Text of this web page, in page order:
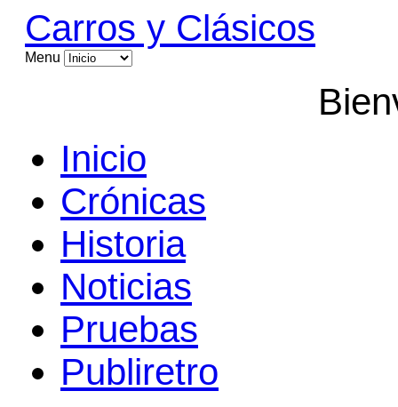
Carros y Clásicos
Menu
Inicio
Crónicas
Historia
Noticias
Pruebas
Publiretro